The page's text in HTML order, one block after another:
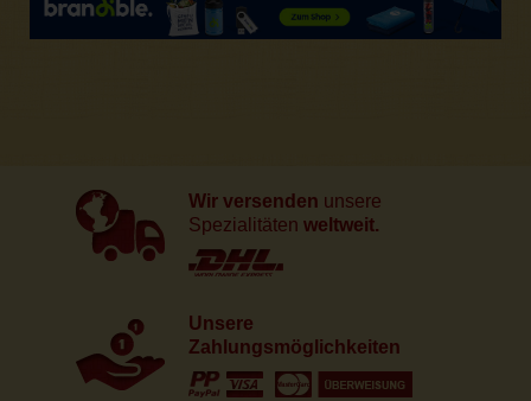
Wir versenden unsere
Spezialitäten weltweit.
Unsere
Zahlungsmöglichkeiten